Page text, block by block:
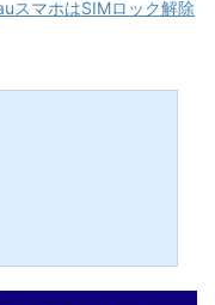
スマホはSIMロック解除